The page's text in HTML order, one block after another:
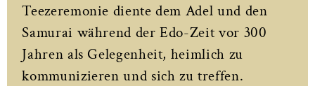
Teezeremonie diente dem Adel und den
Samurai während der Edo-Zeit vor 300
Jahren als Gelegenheit, heimlich zu
kommunizieren und sich zu treffen.